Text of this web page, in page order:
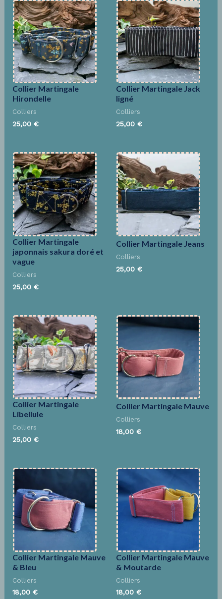
Collier Martingale
Hirondelle
Colliers
25,00 €
Collier Martingale Jack
ligné
Colliers
25,00 €
Collier Martingale
japonnais sakura doré et
vague
Colliers
25,00 €
Collier Martingale Jeans
Colliers
25,00 €
Collier Martingale
Libellule
Colliers
25,00 €
Collier Martingale Mauve
Colliers
18,00 €
Collier Martingale Mauve
& Bleu
Colliers
18,00 €
Collier Martingale Mauve
& Moutarde
Colliers
18,00 €